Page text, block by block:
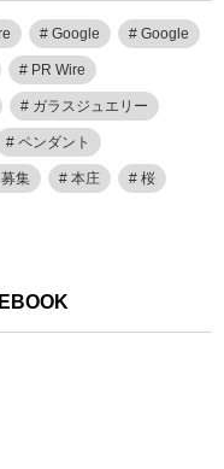
Google Google
PR Wire
ガラスジュエリー
ペンダント
募集 本庄 桜